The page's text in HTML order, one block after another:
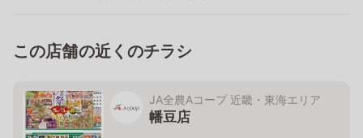
この店舗の近くのチラシ
JA全農Aコープ 近畿・東海エリア
幡豆店